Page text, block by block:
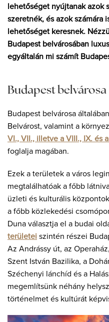
lehetőséget nyújtanak azok
szeretnék, és azok számára
lehetőséget keresnek.
Budapest belvárosában
egyáltalán mi számít
Budapest belvárosa
Budapest belvárosa
Belvárost, valamint a
VI., VII., illetve a VIII., IX. és
foglalja magában.
Ezek a területek a város
megtalálhatóak a főbb
üzleti és kulturális
a főbb közlekedési
Duna választja el a budai
területei szintén részei
Az Andrássy út, az
Szent István Bazilika, a
Széchenyi lánchíd és a
megemlítsünk néhány
történelmet és kultúrát